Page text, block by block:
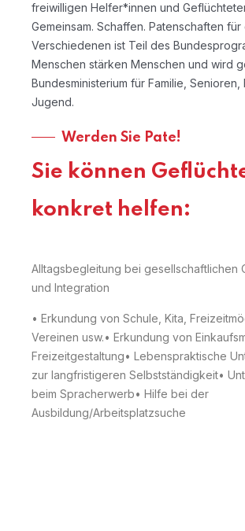
freiwilligen Helfer*innen und
Gemeinsam. Schaffen. Patenschaften für
Verschiedenen ist Teil des
Menschen stärken Menschen und wird
Bundesministerium für Familie, Senioren,
Jugend.
Werden Sie Pate!
Sie können
konkret helfen:
Alltagsbegleitung bei gesellschaftlichen
und Integration
• Erkundung von Schule, Kita,
Vereinen usw.• Erkundung von
Freizeitgestaltung• Lebenspraktische
zur langfristigeren Selbstständigkeit•
beim Spracherwerb• Hilfe bei der
Ausbildung/Arbeitsplatzsuche